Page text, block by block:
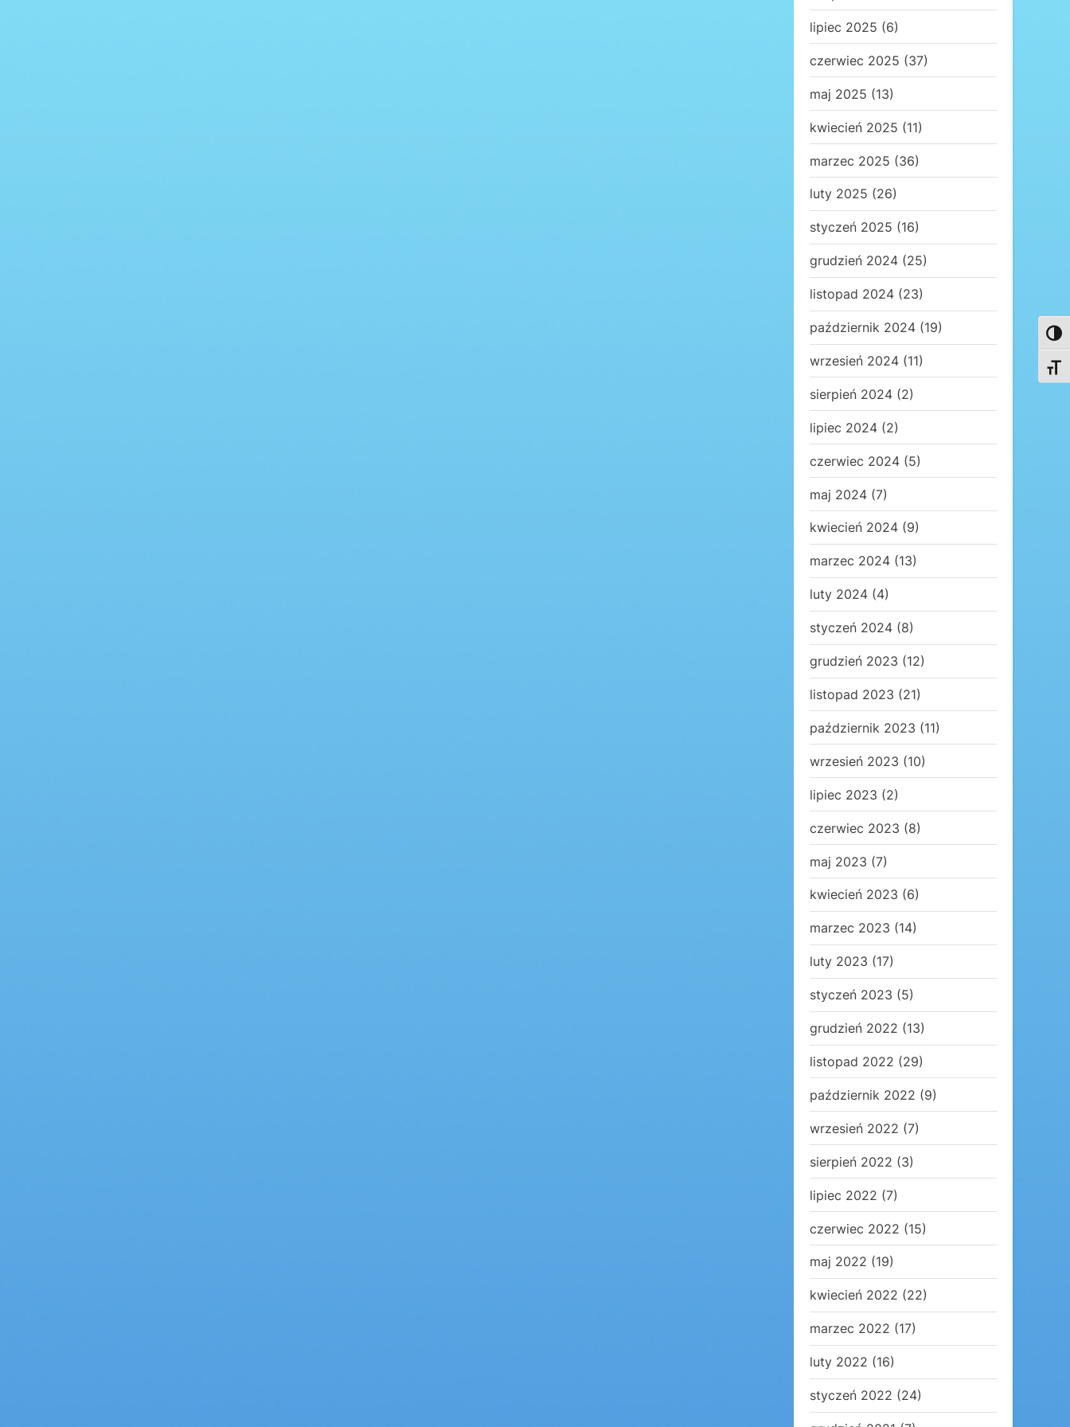
lipiec 2025 (6)
czerwiec 2025 (37)
maj 2025 (13)
kwiecień 2025 (11)
marzec 2025 (36)
luty 2025 (26)
styczeń 2025 (16)
grudzień 2024 (25)
listopad 2024 (23)
październik 2024 (19)
wrzesień 2024 (11)
sierpień 2024 (2)
lipiec 2024 (2)
czerwiec 2024 (5)
maj 2024 (7)
kwiecień 2024 (9)
marzec 2024 (13)
luty 2024 (4)
styczeń 2024 (8)
grudzień 2023 (12)
listopad 2023 (21)
październik 2023 (11)
wrzesień 2023 (10)
lipiec 2023 (2)
czerwiec 2023 (8)
maj 2023 (7)
kwiecień 2023 (6)
marzec 2023 (14)
luty 2023 (17)
styczeń 2023 (5)
grudzień 2022 (13)
listopad 2022 (29)
październik 2022 (9)
wrzesień 2022 (7)
sierpień 2022 (3)
lipiec 2022 (7)
czerwiec 2022 (15)
maj 2022 (19)
kwiecień 2022 (22)
marzec 2022 (17)
luty 2022 (16)
styczeń 2022 (24)